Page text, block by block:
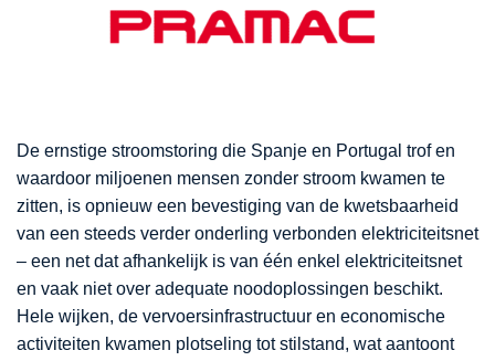
De ernstige stroomstoring die Spanje en Portugal trof en
waardoor miljoenen mensen zonder stroom kwamen te
zitten, is opnieuw een bevestiging van de kwetsbaarheid
van een steeds verder onderling verbonden elektriciteitsnet
– een net dat afhankelijk is van één enkel elektriciteitsnet
en vaak niet over adequate noodoplossingen beschikt.
Hele wijken, de vervoersinfrastructuur en economische
activiteiten kwamen plotseling tot stilstand, wat aantoont